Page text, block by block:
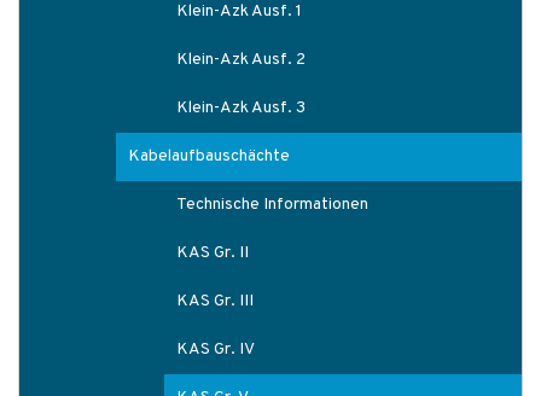
Klein-Azk Ausf. 1
Klein-Azk Ausf. 2
Klein-Azk Ausf. 3
Kabelaufbauschächte
Technische Informationen
KAS Gr. II
KAS Gr. III
KAS Gr. IV